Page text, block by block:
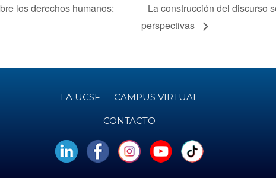
los derechos humanos:
La construcción del discurso
perspectivas
LA UCSF CAMPUS VIRTUAL
CONTACTO